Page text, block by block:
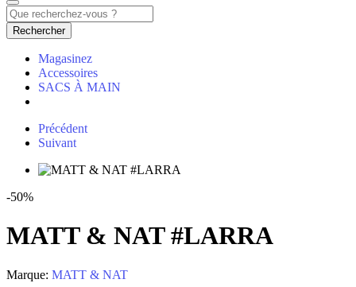
Rechercher
Magasinez
Accessoires
SACS À MAIN
Précédent
Suivant
-50%
MATT & NAT #LARRA
Marque: MATT & NAT